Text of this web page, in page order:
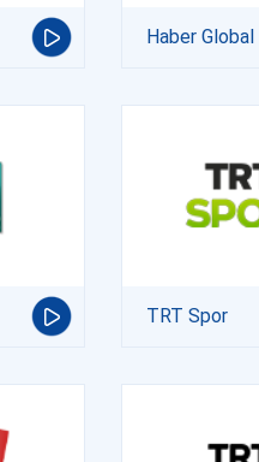
Haber Global
TRT Spor